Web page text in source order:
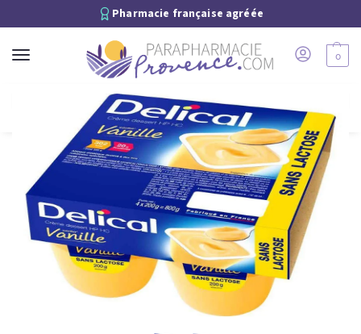
Pharmacie française agréée
Recherche
0